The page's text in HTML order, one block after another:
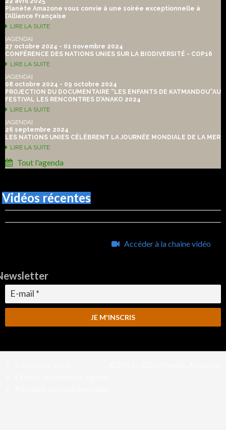
Planète Amazone vous convie à une soirée exceptionnelle à
l’Alliance Française
LIRE LA SUITE
[AGENDA]
27 octobre 2024 - 01 novembre 2024
CONFÉRENCE DES NATIONS UNIES SUR LA BIODIVERSITÉ - COP16
LIRE LA SUITE
[AGENDA]
08 octobre 2024 - 09 octobre 2024
PROJECTION DU DOCUMENTAIRE “LES ENFANTS DE KATMANDOU”AU
FESTIVAL LES RENCONTRES D’ANAKO 2024
LIRE LA SUITE
[AGENDA]
26 septembre 2024
LES NATIONS UNIES CÉLÈBRENT LA JOURNÉE MONDIALE DE LA MER
LIRE LA SUITE
Tout l'agenda
Vidéos récentes
Accéder à la chaine vidéo